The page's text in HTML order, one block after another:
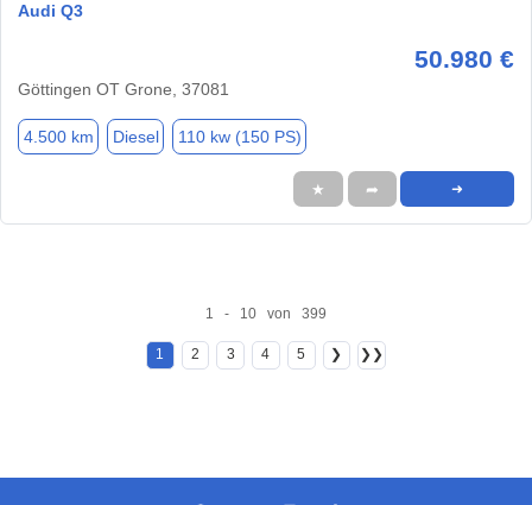
Audi Q3
50.980 €
Göttingen OT Grone, 37081
4.500 km Diesel 110 kw (150 PS)
★ ➦ ➜
1 - 10 von 399
1 2 3 4 5 ❯ ❯❯